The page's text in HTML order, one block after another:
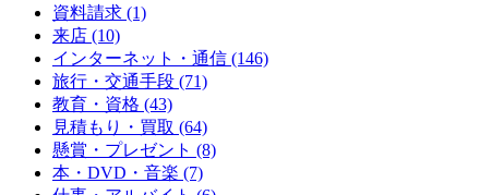
資料請求 (1)
来店 (10)
インターネット・通信 (146)
旅行・交通手段 (71)
教育・資格 (43)
見積もり・買取 (64)
懸賞・プレゼント (8)
本・DVD・音楽 (7)